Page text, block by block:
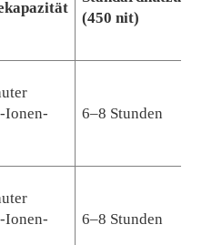
(450 nit)
Ionen-
6–8 Stunden
Ionen-
6–8 Stunden